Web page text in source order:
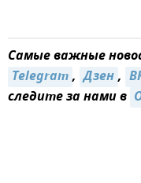
Самые важные
Telegram, Дзен,
следите за нами в